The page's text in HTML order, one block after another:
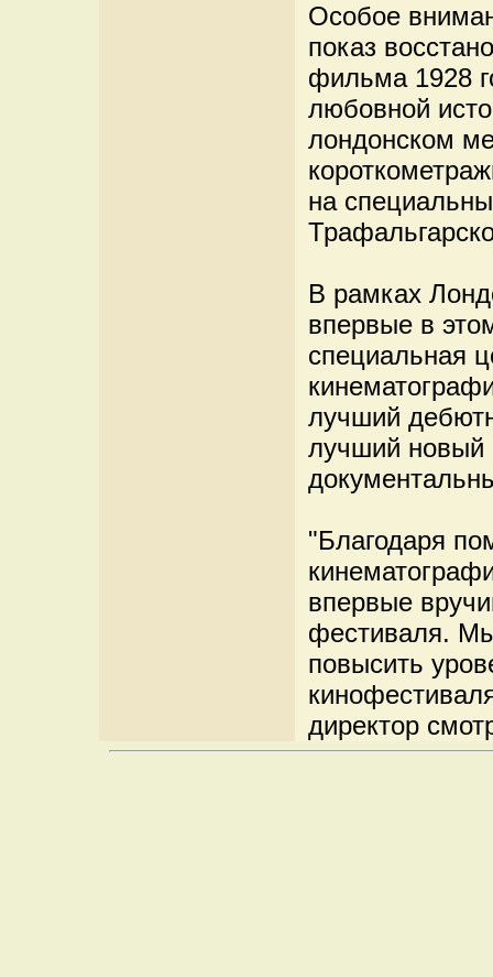
Особое
показ
фильма 1928
любовной
лондонском
на
В рамках
впервые в
специальная
лучший
лучший новый
"Благодаря
впервые
фестиваля.
повысить
директор